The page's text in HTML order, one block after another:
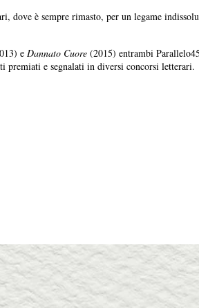
dove è sempre rimasto, per un legame
e Dannato Cuore (2015) entrambi
premiati e segnalati in diversi concorsi letterari.